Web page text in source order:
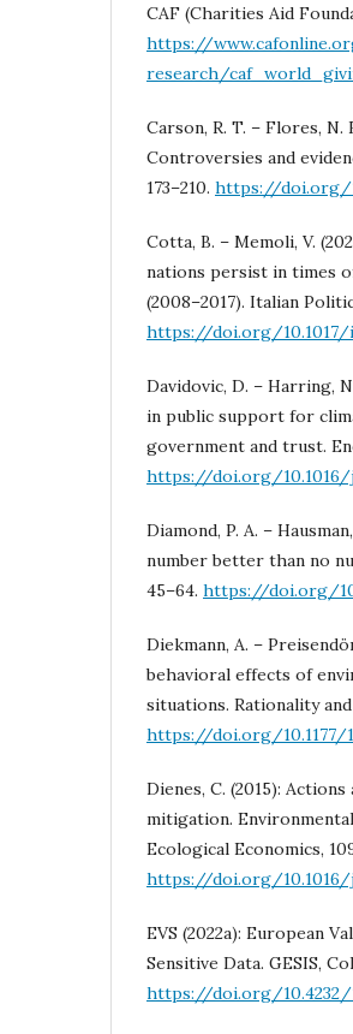
CAF (Charities Aid
https://
research/
Carson, R. T. – Flores, N.
Controversies and
173–210. https://doi.org/
Cotta, B. – Memoli, V.
nations persist in times
(2008–2017). Italian
https://doi.org/10.1017/
Davidovic, D. – Harring,
in public support for
government and trust.
https://doi.org/10.1016/
Diamond, P. A. –
number better than no
45–64. https://doi.org/
Diekmann, A. –
behavioral effects of
situations. Rationality and
https://doi.org/10.1177/
Dienes, C. (2015):
mitigation.
Ecological Economics,
https://doi.org/10.1016/
EVS (2022a): European
Sensitive Data. GESIS,
https://doi.org/10.4232/